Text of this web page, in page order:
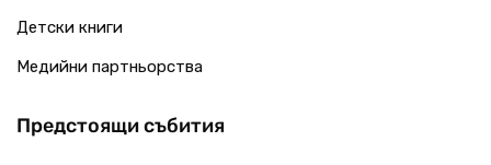
Детски книги
Медийни партньорства
Предстоящи събития